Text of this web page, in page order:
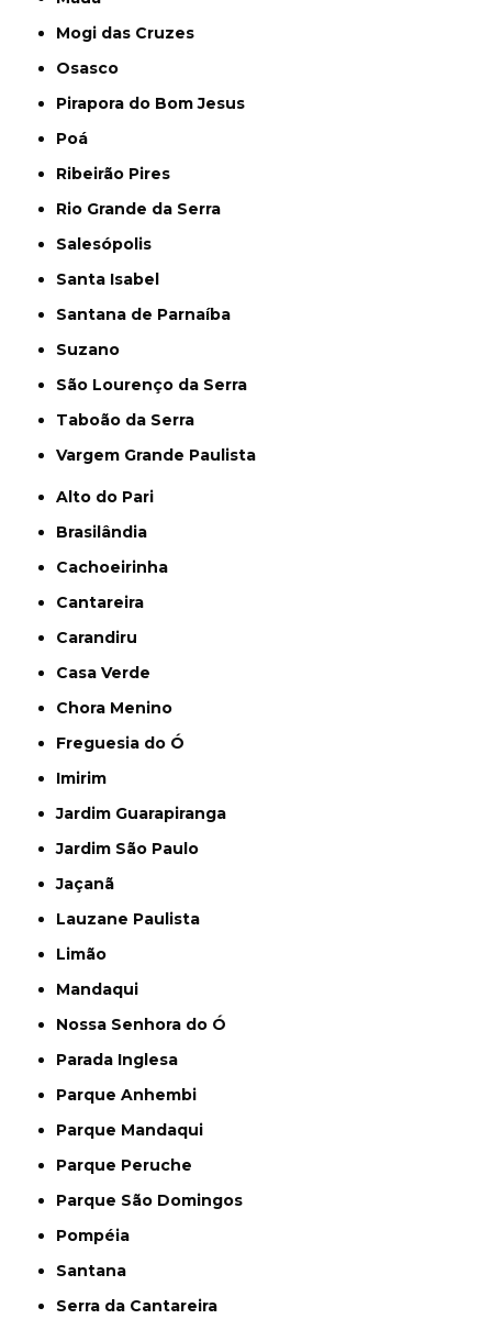
Mogi das Cruzes
Osasco
Pirapora do Bom Jesus
Poá
Ribeirão Pires
Rio Grande da Serra
Salesópolis
Santa Isabel
Santana de Parnaíba
Suzano
São Lourenço da Serra
Taboão da Serra
Vargem Grande Paulista
Alto do Pari
Brasilândia
Cachoeirinha
Cantareira
Carandiru
Casa Verde
Chora Menino
Freguesia do Ó
Imirim
Jardim Guarapiranga
Jardim São Paulo
Jaçanã
Lauzane Paulista
Limão
Mandaqui
Nossa Senhora do Ó
Parada Inglesa
Parque Anhembi
Parque Mandaqui
Parque Peruche
Parque São Domingos
Pompéia
Santana
Serra da Cantareira